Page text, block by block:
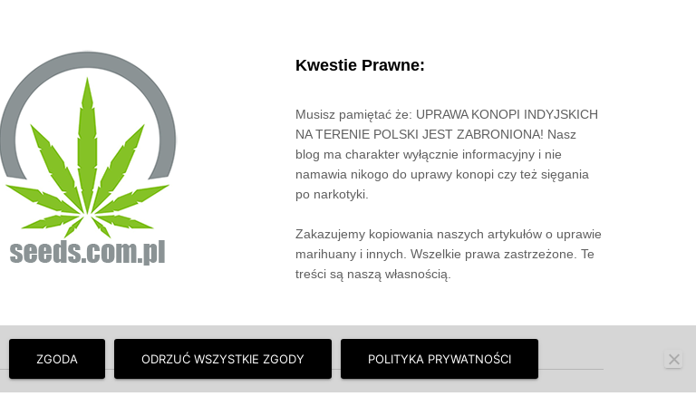
Kwestie Prawne:
Musisz pamiętać że: UPRAWA KONOPI INDYJSKICH
NA TERENIE POLSKI JEST ZABRONIONA! Nasz
blog ma charakter wyłącznie informacyjny i nie
namawia nikogo do uprawy konopi czy też sięgania
po narkotyki.
Zakazujemy kopiowania naszych artykułów o uprawie
marihuany i innych. Wszelkie prawa zastrzeżone. Te
treści są naszą własnością.
ZGODA ODRZUĆ WSZYSTKIE ZGODY POLITYKA PRYWATNOŚCI